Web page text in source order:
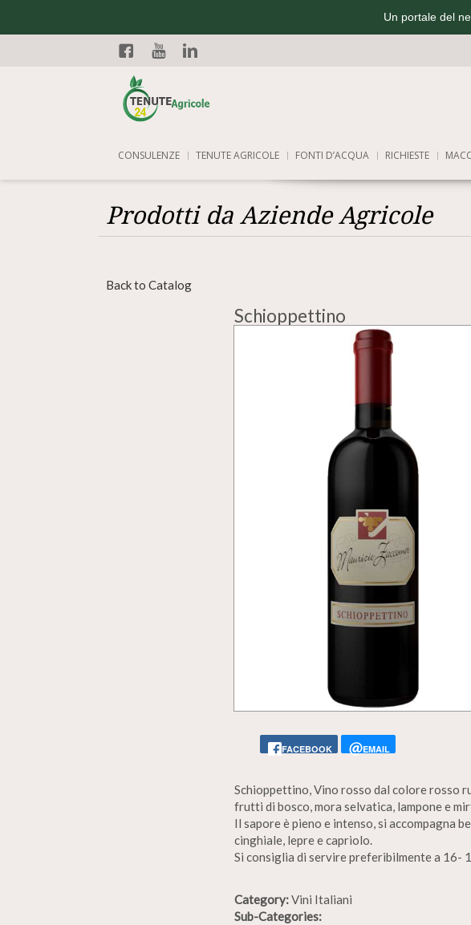
Un portale del
Facebook
CONSULENZE TENUTE AGRICOLE FONTI D’ACQUA RICHIESTE
Prodotti da Aziende Agricole
Back to Catalog
Schioppettino
FACEBOOK EMAIL
Schioppettino, Vino rosso dal colore rosso
frutti di bosco, mora selvatica, lampone e
Il sapore è pieno e intenso, si accompagna
cinghiale, lepre e capriolo.
Si consiglia di servire preferibilmente a 16-
Category:Vini Italiani
Sub-Categories: